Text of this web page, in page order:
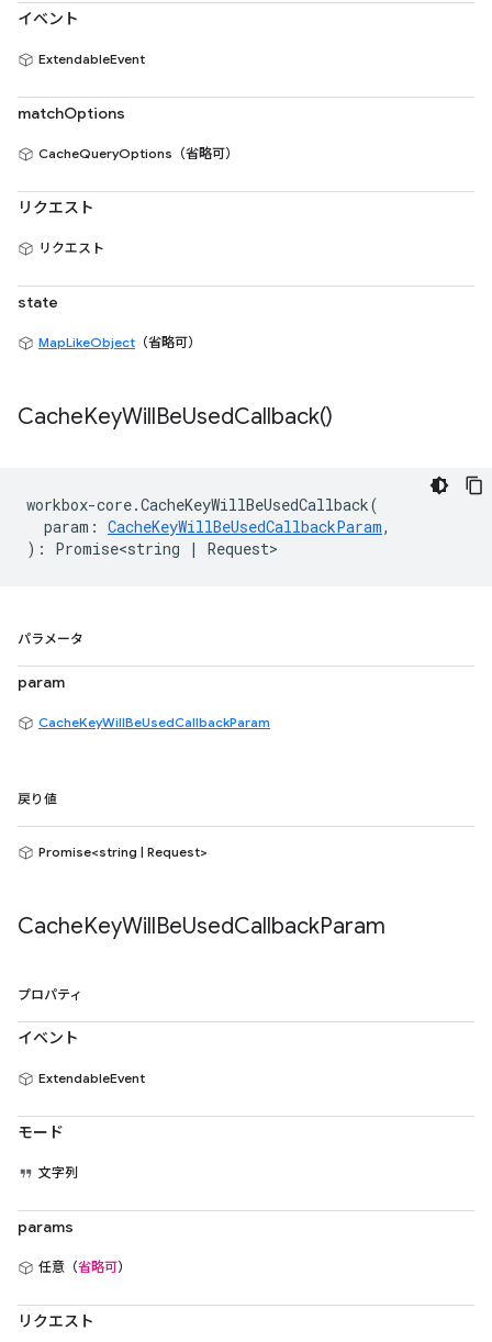
イベント
ExtendableEvent
matchOptions
CacheQueryOptions（省略可）
リクエスト
リクエスト
state
MapLikeObject （省略可）
CacheKeyWillBeUsedCallback()
workbox-core.CacheKeyWillBeUsedCallback(
param : CacheKeyWillBeUsedCallbackParam,
) : Promise<string | Request>
パラメータ
param
CacheKeyWillBeUsedCallbackParam
戻り値
Promise<string | Request>
CacheKeyWillBeUsedCallbackParam
プロパティ
イベント
ExtendableEvent
モード
文字列
params
任意（省略可）
リクエスト